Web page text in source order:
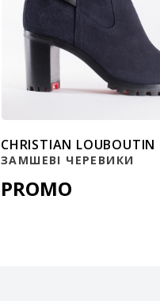
CHRISTIAN LOUBOUTIN
ЗАМШЕВІ ЧЕРЕВИКИ
PROMO